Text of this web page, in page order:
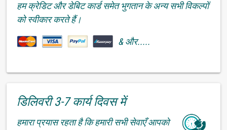
हम क्रेडिट और डेबिट कार्ड समेत भुगतान के अन्य सभी विकल्पों
को स्वीकार करते हैं।
& और.....
डिलिवरी 3-7 कार्य दिवस में
हमारा प्रयास रहता है कि हमारी सभी सेवाएँ आपको